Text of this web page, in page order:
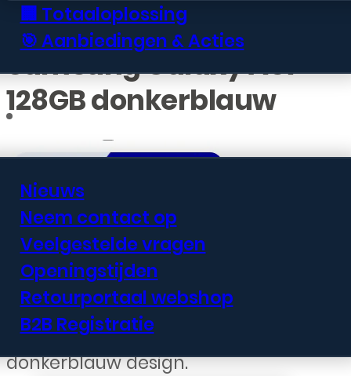
🏢 Totaaloplossing
🎯 Aanbiedingen & Acties
Nieuws
Neem contact op
Veelgestelde vragen
Openingstijden
Retourportaal webshop
B2B Registratie
Samsung Galaxy A57
128GB donkerblauw
€362,99
De Samsung Galaxy A57 biedt een
groot scherm, degelijke prestaties
en een solide camera in een strak
donkerblauw design.